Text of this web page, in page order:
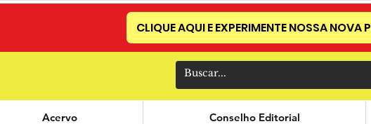
CLIQUE AQUI E EXPERIMENTE NOSSA NOVA
Acervo Conselho Editorial